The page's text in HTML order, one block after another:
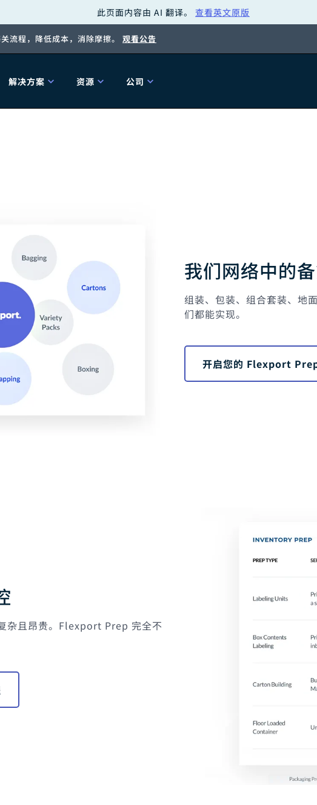
此页面内容由 AI 翻译。 查看英文原版
流程，降低成本，消除摩擦。 观看公告
海关服务套件
Flexport 平台
全渠道卖家门户
Flexport Control
Tower
Flexport
Intelligence
Developer Portal
API 教程
解决方案
海运
卡车运输
订单管理
买家合并
掌控您的碳排放
FULFILLMENT
资源
Fulfillment Help
视频
公司
我们网络中的
组装、包装、组合套装、地
们都能实现。
开启您的 Flexport
杂且昂贵。Flexport Prep 完全不